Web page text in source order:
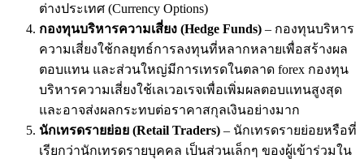
ต่างประเทศ (Currency Options)
กองทุนบริหารความเสี่ยง (Hedge Funds) – กองทุนบริหาร
ความเสี่ยงใช้กลยุทธ์การลงทุนที่หลากหลายเพื่อสร้างผล
ตอบแทน และส่วนใหญ่มีการเทรดในตลาด forex กองทุน
บริหารความเสี่ยงใช้เลเวอเรจเพื่อเพิ่มผลตอบแทนสูงสุด
และอาจส่งผลกระทบต่อราคาสกุลเงินอย่างมาก
นักเทรดรายย่อย (Retail Traders) – นักเทรดรายย่อยหรือที่
เรียกว่านักเทรดรายบุคคล เป็นส่วนเล็กๆ ของผู้เข้าร่วมใน